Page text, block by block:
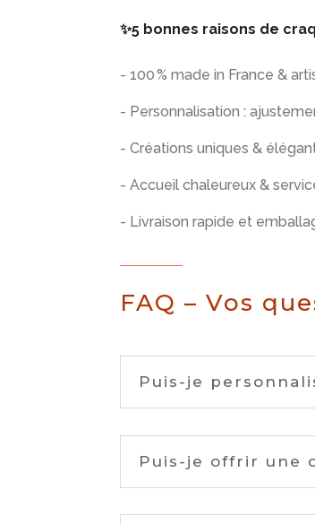
✨5 bonnes raisons de
- 100 % made in France &
- Personnalisation :
- Créations uniques &
- Accueil chaleureux &
- Livraison rapide et
FAQ – Vos
Puis-je
Puis-je offrir une